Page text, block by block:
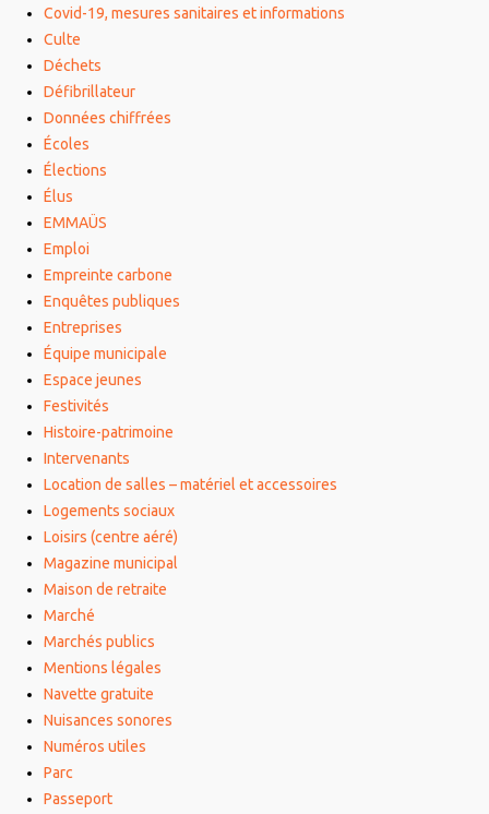
Covid-19, mesures sanitaires et informations
Culte
Déchets
Défibrillateur
Données chiffrées
Écoles
Élections
Élus
EMMAÜS
Emploi
Empreinte carbone
Enquêtes publiques
Entreprises
Équipe municipale
Espace jeunes
Festivités
Histoire-patrimoine
Intervenants
Location de salles – matériel et accessoires
Logements sociaux
Loisirs (centre aéré)
Magazine municipal
Maison de retraite
Marché
Marchés publics
Mentions légales
Navette gratuite
Nuisances sonores
Numéros utiles
Parc
Passeport